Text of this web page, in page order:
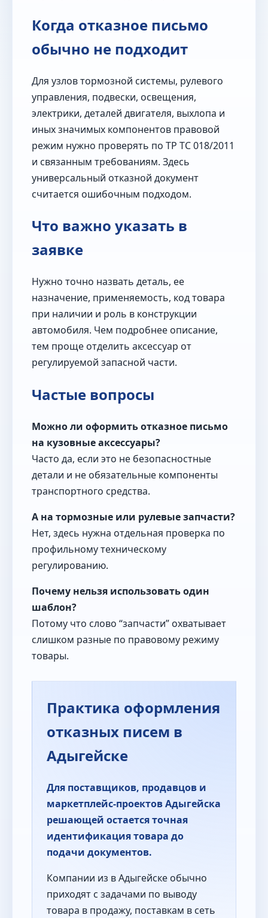
Когда отказное письмо
обычно не подходит
Для узлов тормозной системы, рулевого
управления, подвески, освещения,
электрики, деталей двигателя, выхлопа и
иных значимых компонентов правовой
режим нужно проверять по ТР ТС 018/2011
и связанным требованиям. Здесь
универсальный отказной документ
считается ошибочным подходом.
Что важно указать в
заявке
Нужно точно назвать деталь, ее
назначение, применяемость, код товара
при наличии и роль в конструкции
автомобиля. Чем подробнее описание,
тем проще отделить аксессуар от
регулируемой запасной части.
Частые вопросы
Можно ли оформить отказное письмо
на кузовные аксессуары?
Часто да, если это не безопасностные
детали и не обязательные компоненты
транспортного средства.
А на тормозные или рулевые запчасти?
Нет, здесь нужна отдельная проверка по
профильному техническому
регулированию.
Почему нельзя использовать один
шаблон?
Потому что слово “запчасти” охватывает
слишком разные по правовому режиму
товары.
Практика оформления
отказных писем в
Адыгейске
Для поставщиков, продавцов и
маркетплейс-проектов Адыгейска
решающей остается точная
идентификация товара до
подачи документов.
Компании из в Адыгейске обычно
приходят с задачами по выводу
товара в продажу, поставкам в сеть